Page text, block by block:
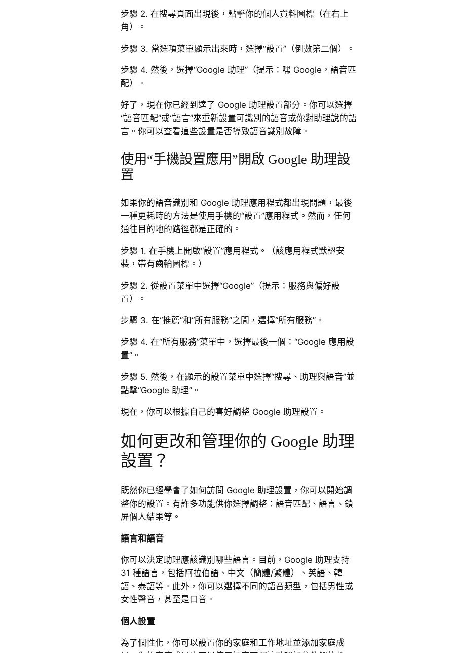
步驟 2. 在搜尋頁面出現後，點擊你的個人資料圖標（在右上
角）。
步驟 3. 當選項菜單顯示出來時，選擇“設置”（倒數第二個）。
步驟 4. 然後，選擇“Google 助理”（提示：嘿 Google，語音匹
配）。
好了，現在你已經到達了 Google 助理設置部分。你可以選擇
“語音匹配”或“語言”來重新設置可識別的語音或你對助理說的語
言。你可以查看這些設置是否導致語音識別故障。
使用“手機設置應用”開啟 Google 助理設
置
如果你的語音識別和 Google 助理應用程式都出現問題，最後
一種更耗時的方法是使用手機的“設置”應用程式。然而，任何
通往目的地的路徑都是正確的。
步驟 1. 在手機上開啟“設置”應用程式。（該應用程式默認安
裝，帶有齒輪圖標。）
步驟 2. 從設置菜單中選擇“Google”（提示：服務與偏好設
置）。
步驟 3. 在“推薦”和“所有服務”之間，選擇“所有服務”。
步驟 4. 在“所有服務”菜單中，選擇最後一個：“Google 應用設
置”。
步驟 5. 然後，在顯示的設置菜單中選擇“搜尋、助理與語音”並
點擊“Google 助理”。
現在，你可以根據自己的喜好調整 Google 助理設置。
如何更改和管理你的 Google 助理
設置？
既然你已經學會了如何訪問 Google 助理設置，你可以開始調
整你的設置。有許多功能供你選擇調整：語音匹配、語言、鎖
屏個人結果等。
語言和語音
你可以決定助理應該識別哪些語言。目前，Google 助理支持
31 種語言，包括阿拉伯語、中文（簡體/繁體）、英語、韓
語、泰語等。此外，你可以選擇不同的語音類型，包括男性或
女性聲音，甚至是口音。
個人設置
為了個性化，你可以設置你的家庭和工作地址並添加家庭成